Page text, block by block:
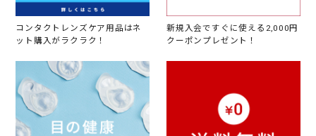
コンタクトレンズケア用品はネ
ット購入がラクラク！
新規入会ですぐに使える2,000円
クーポンプレゼント！